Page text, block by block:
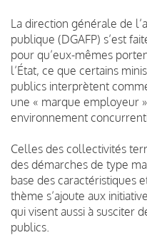
La direction générale de
publique (DGAFP) s’est
pour qu’eux-mêmes
l’État, ce que certains
publics interprètent
une « marque employeur
environnement
Celles des collectivités
des démarches de type
base des caractéristiques
thème s’ajoute aux
qui visent aussi à susciter
publics.